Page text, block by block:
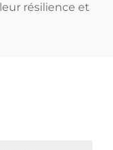
résilience et